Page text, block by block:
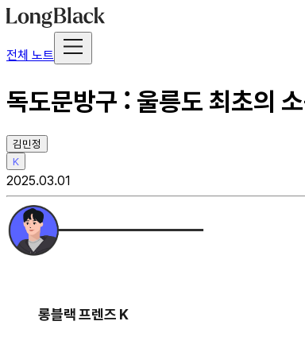
전체 노트
독도문방구 : 울릉도 최초의
김민정
K
2025.03.01
롱블랙 프렌즈 K